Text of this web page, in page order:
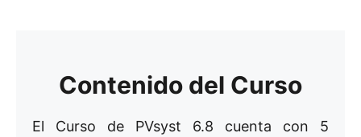
Contenido del Curso
El Curso de PVsyst 6.8 cuenta con 5